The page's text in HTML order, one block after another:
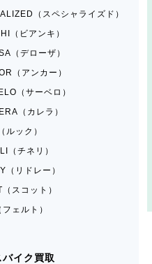
（スペシャライズド）
（ビアンキ）
（デローザ）
（アンカー）
（サーベロ）
（カレラ）
ルック）
（チネリ）
（リドレー）
スコット）
ェルト）
バイク買取